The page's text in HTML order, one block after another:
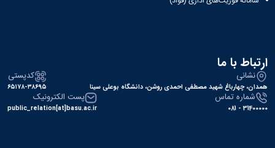
ارتباط با ما
نشانی
همدان، چهارباغ شهید مصطفی احمدی روشن، دانشگاه بوعلی سینا
کدپستی
۶۵۱۷۸-۳۸۶۹۵
شماره تماس
31400000 - 081
پست الکترونیک
public_relation[at]basu.ac.ir